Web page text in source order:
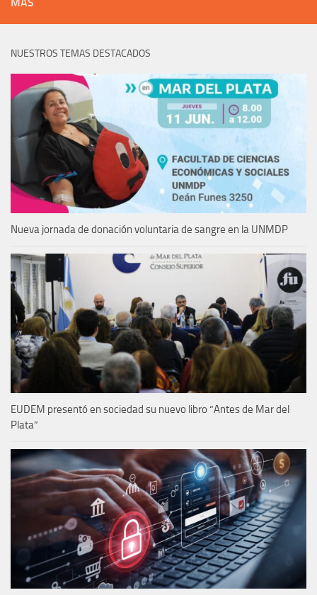
MÁS
NUESTROS TEMAS DESTACADOS
Nueva jornada de donación voluntaria de sangre en la UNMDP
EUDEM presentó en sociedad su nuevo libro “Antes de Mar del
Plata”